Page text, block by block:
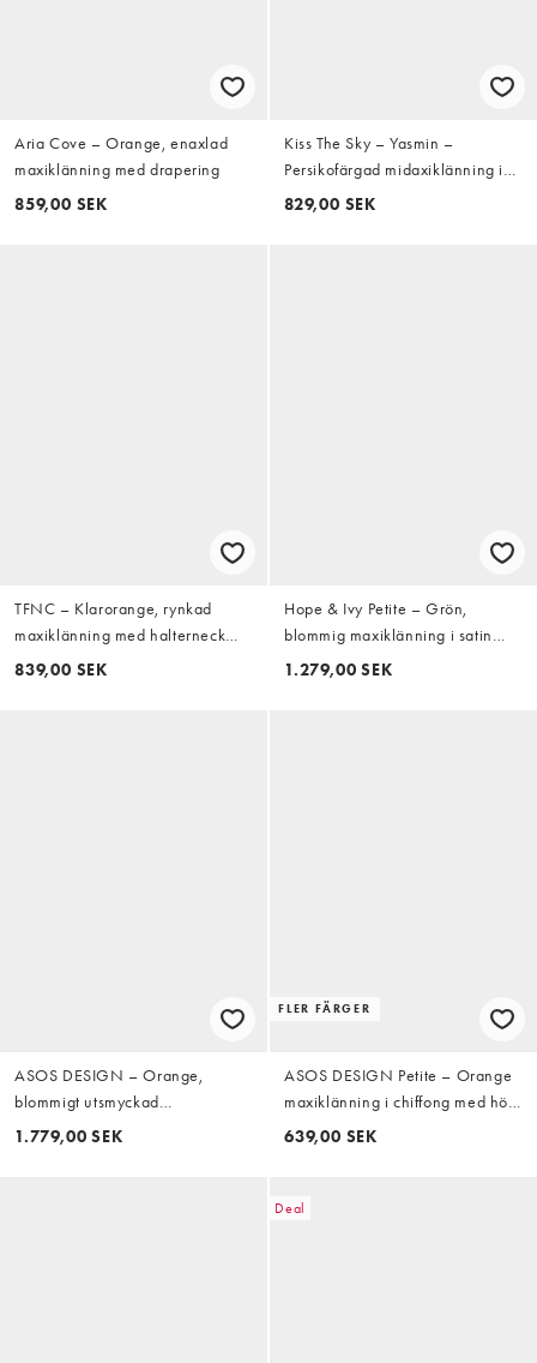
Aria Cove – Orange, enaxlad
maxiklänning med drapering
859,00 SEK
Kiss The Sky – Yasmin –
Persikofärgad midaxiklänning i
jacquardvävd satin
829,00 SEK
TFNC – Klarorange, rynkad
maxiklänning med halterneck
och kantdetalj
839,00 SEK
Hope & Ivy Petite – Grön,
blommig maxiklänning i satin
med draperad ringning, slits
1.279,00 SEK
ASOS DESIGN – Orange,
blommigt utsmyckad
maxiklänning med halterneck
1.779,00 SEK
FLER FÄRGER
ASOS DESIGN Petite – Orange
maxiklänning i chiffong med hög
krage och två lager
639,00 SEK
Deal